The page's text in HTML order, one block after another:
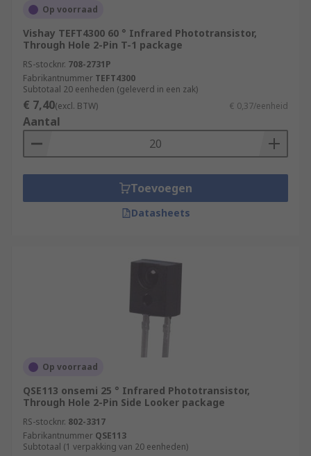
Op voorraad
Vishay TEFT4300 60 ° Infrared Phototransistor,
Through Hole 2-Pin T-1 package
RS-stocknr. 708-2731P
Fabrikantnummer TEFT4300
Subtotaal 20 eenheden (geleverd in een zak)
€ 7,40(excl. BTW) € 0,37/eenheid
Aantal
Toevoegen
Datasheets
Op voorraad
QSE113 onsemi 25 ° Infrared Phototransistor,
Through Hole 2-Pin Side Looker package
RS-stocknr. 802-3317
Fabrikantnummer QSE113
Subtotaal (1 verpakking van 20 eenheden)